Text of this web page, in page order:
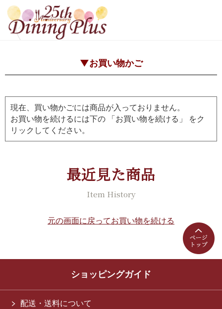
▼お買い物かご
現在、買い物かごには商品が入っておりません。
お買い物を続けるには下の 「お買い物を続ける」 をク
リックしてください。
最近見た商品
Item History
元の画面に戻ってお買い物を続ける
ショッピングガイド
配送・送料について